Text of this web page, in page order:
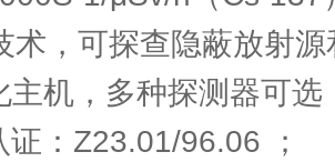
，可探查隐蔽放射
机，多种探测器可选
：Z23.01/96.06 ；